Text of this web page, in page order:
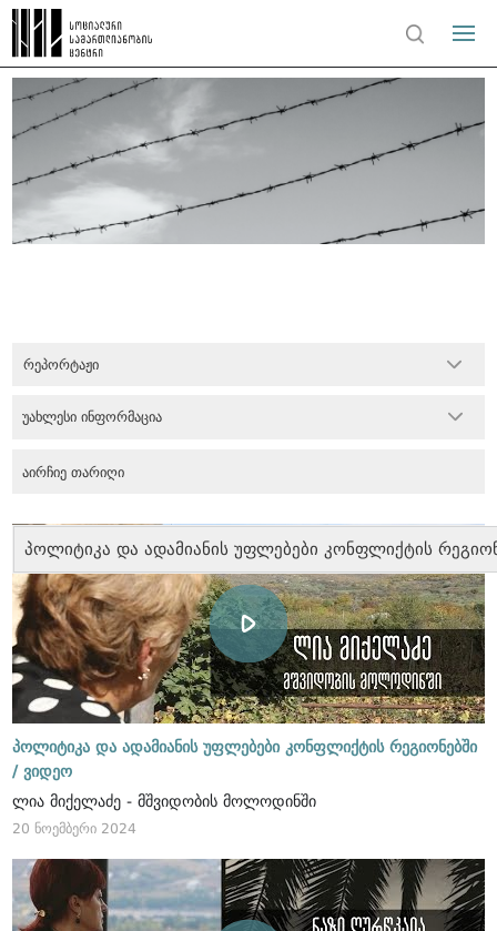
რეპორტაჟი
პოლიტიკა და ადამიანის უფლებები კონფლიქტის
უახლესი ინფორმაცია
პოლიტიკა და ადამიანის უფლებები კონფლიქტის რეგიონებში
/ ვიდეო
ლია მიქელაძე - მშვიდობის მოლოდინში
20 ნოემბერი 2024